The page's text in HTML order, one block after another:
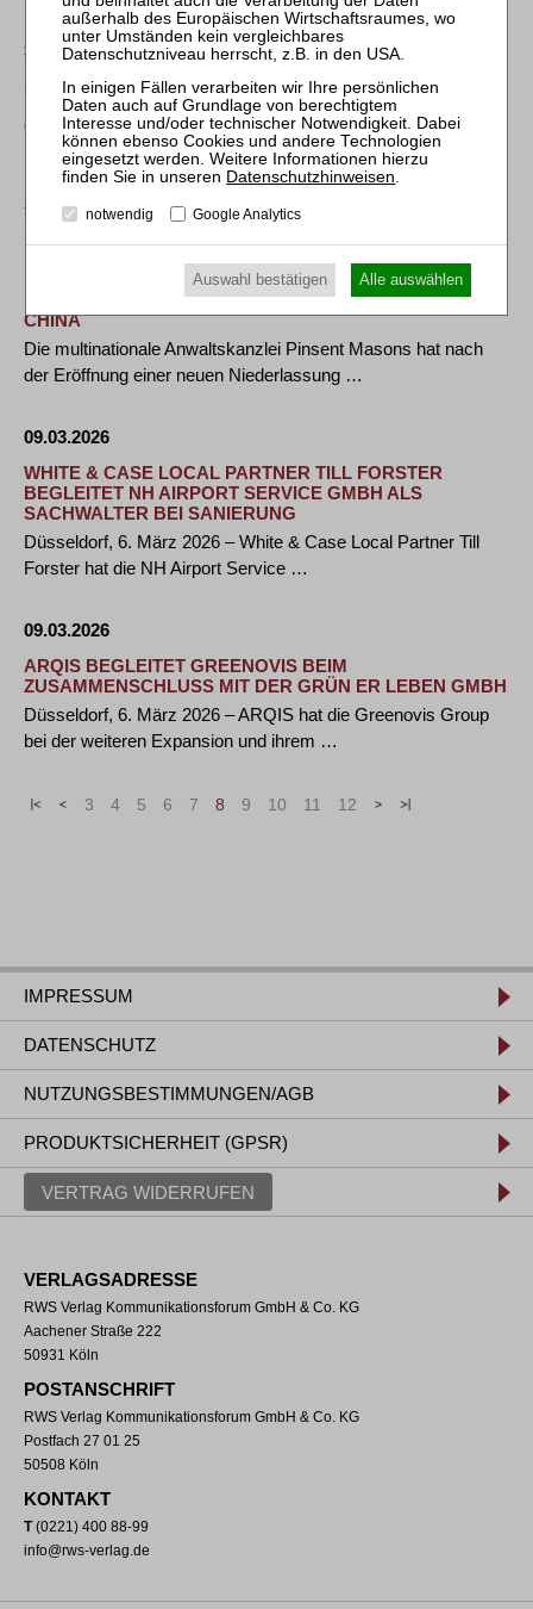
31.03.2026
SZA SCHILLING, ZUTT & ANSCHÜTZ PARTNER MARC-
PHILIPPE HORNUNG BEGLEITET BCG BADEN-BADEN
COSMETICS GROUP GMBH IM
EIGENVERWALTUNGSVERFAHREN
Die BCG Baden-Baden Cosmetics Group GmbH hat beim
zuständigen Amtsgericht Baden-Baden ein …
PINSENT MASONS BEGRÜNDET JOINT VENTURE IN
CHINA
Die multinationale Anwaltskanzlei Pinsent Masons hat nach
der Eröffnung einer neuen Niederlassung …
09.03.2026
WHITE & CASE LOCAL PARTNER TILL FORSTER
BEGLEITET NH AIRPORT SERVICE GMBH ALS
SACHWALTER BEI SANIERUNG
Düsseldorf, 6. März 2026 – White & Case Local Partner Till
Forster hat die NH Airport Service …
09.03.2026
ARQIS BEGLEITET GREENOVIS BEIM
ZUSAMMENSCHLUSS MIT DER GRÜN ER LEBEN GMBH
Düsseldorf, 6. März 2026 – ARQIS hat die Greenovis Group
bei der weiteren Expansion und ihrem …
« < 3 4 5 6 7 8 9 10 11 12 > »
IMPRESSUM
DATENSCHUTZ
NUTZUNGSBESTIMMUNGEN/AGB
PRODUKTSICHERHEIT (GPSR)
VERTRAG WIDERRUFEN
VERLAGSADRESSE
RWS Verlag Kommunikationsforum GmbH & Co. KG
Aachener Straße 222
50931 Köln
POSTANSCHRIFT
RWS Verlag Kommunikationsforum GmbH & Co. KG
Postfach 27 01 25
50508 Köln
KONTAKT
T(0221) 400 88-99
info@rws-verlag.de
Datenschutzhinweisen.
notwendig Google Analytics
Auswahl bestätigen Alle auswählen